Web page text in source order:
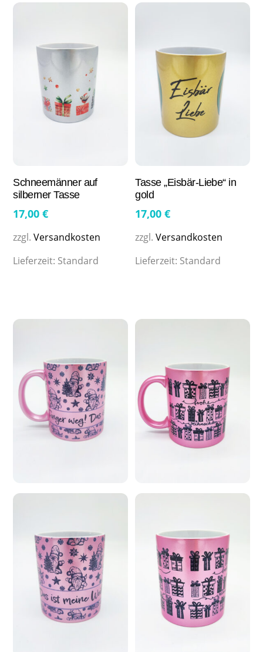
Schneemänner auf
silberner Tasse
17,00€
zzgl.Versandkosten
Lieferzeit: Standard
Tasse „Eisbär-Liebe“ in
gold
17,00€
zzgl.Versandkosten
Lieferzeit: Standard